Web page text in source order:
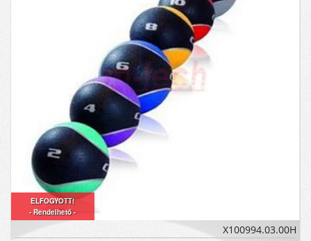
ELFOGYOTT!
- Rendelhető -
X100994.03.00H